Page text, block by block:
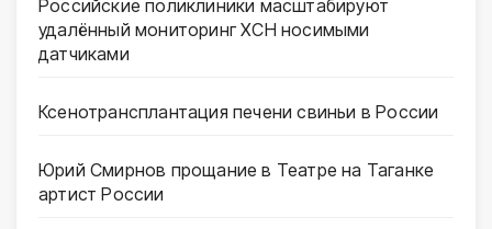
Российские поликлиники масштабируют
удалённый мониторинг ХСН носимыми
датчиками
Ксенотрансплантация печени свиньи в России
Юрий Смирнов прощание в Театре на Таганке
артист России